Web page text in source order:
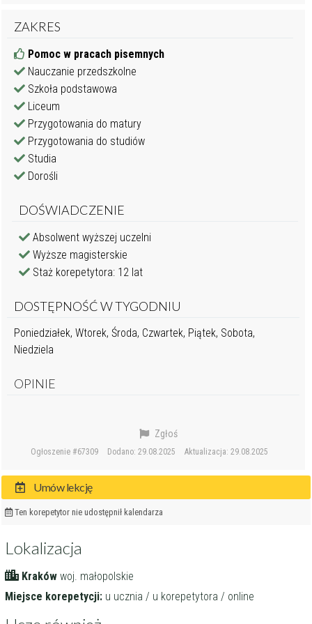
ZAKRES
Pomoc w pracach pisemnych
Nauczanie przedszkolne
Szkoła podstawowa
Liceum
Przygotowania do matury
Przygotowania do studiów
Studia
Dorośli
DOŚWIADCZENIE
Absolwent wyższej uczelni
Wyższe magisterskie
Staż korepetytora: 12 lat
DOSTĘPNOŚĆ W TYGODNIU
Poniedziałek, Wtorek, Środa, Czwartek, Piątek, Sobota,
Niedziela
OPINIE
Ogłoszenie #67309 Dodano: 29.08.2025 Aktualizacja: 29.08.2025
Zgłoś
Umów lekcję
Ten korepetytor nie udostępnił kalendarza
Lokalizacja
Kraków woj. małopolskie
Miejsce korepetycji: u ucznia / u korepetytora / online